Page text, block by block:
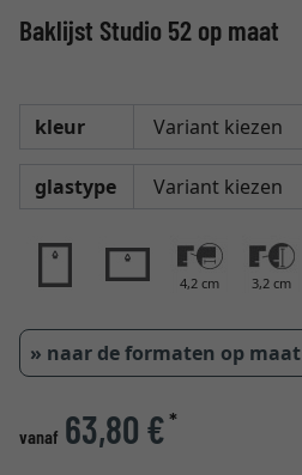
Baklijst Studio 52 op maat
kleur
glastype
4,2 cm 3,2 cm
» naar de formaten op maat
vanaf 63,80 €*